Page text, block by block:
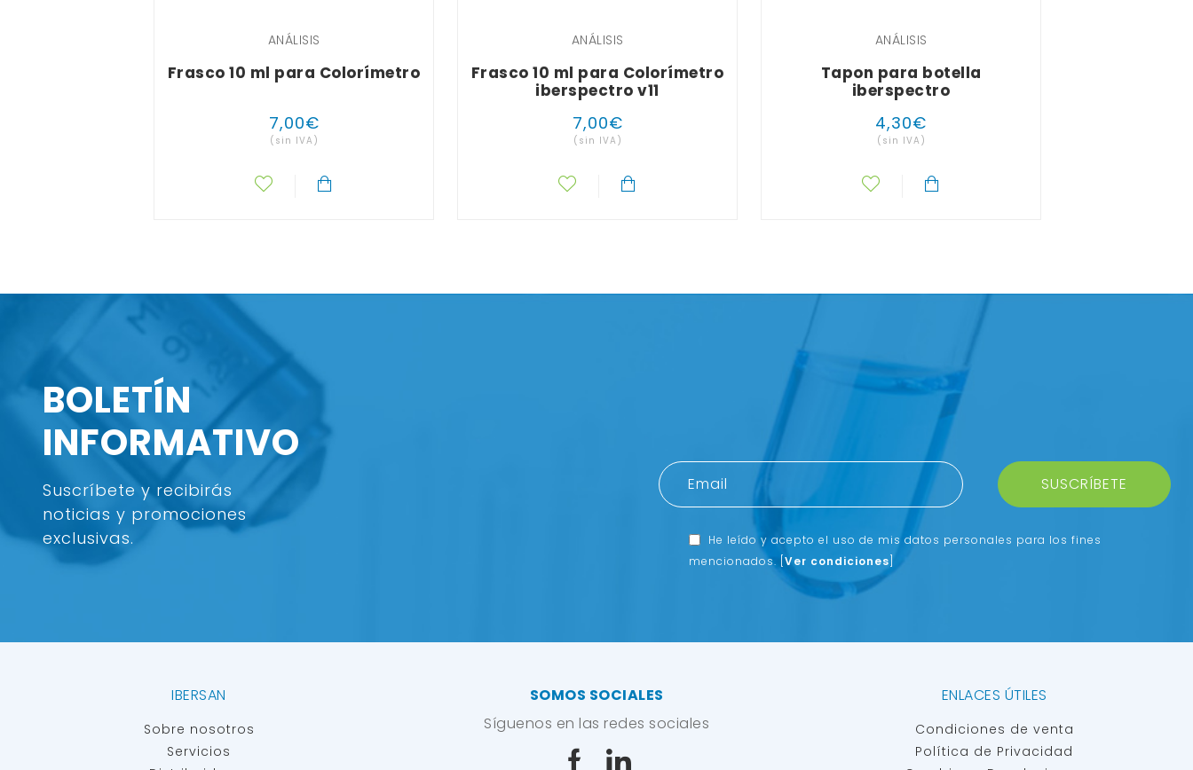
ANÁLISIS
Frasco 10 ml para Colorímetro
7,00€
(sin IVA)
ANÁLISIS
Frasco 10 ml para Colorímetro
iberspectro v11
7,00€
(sin IVA)
ANÁLISIS
Tapon para botella
iberspectro
4,30€
(sin IVA)
BOLETÍN
INFORMATIVO
Suscríbete y recibirás
noticias y promociones
exclusivas.
SUSCRÍBETE
He leído y acepto el uso de mis datos personales para los fines
mencionados. Ver condiciones
IBERSAN
Sobre nosotros
Servicios
SOMOS SOCIALES
Síguenos en las redes sociales
ENLACES ÚTILES
Condiciones de venta
Política de Privacidad